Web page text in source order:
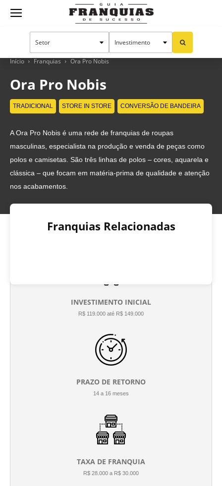
Guia
Franquias
Sucesso
Início Franquias Ora Pro Nobis
Ora Pro Nobis
TRADICIONAL STORE IN STORE CONVERSÃO DE BANDEIRA
A Ora Pro Nobis é uma rede de franquias de roupas
masculinas, especialista na produção e venda de peças como
polos e camisetas. São três linhas de polos – cores, aquarela e
clássica – que focam em matéria-prima de qualidade e atenção
nos acabamentos.
Franquias Relacionadas
INVESTIMENTO INICIAL
R$ 119.000 até R$ 149.000
PRAZO DE RETORNO
14 a 16 meses
TAXA DE FRANQUIA
R$ 28.000 a R$ 30.000